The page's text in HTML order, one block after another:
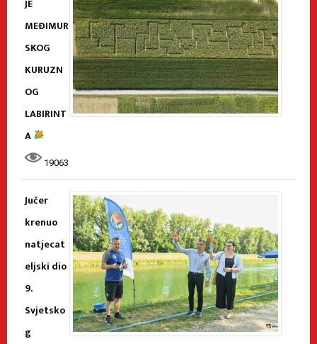
JE
MEĐIMUR
SKOG
KURUZN
OG
LABIRINT
A
19063
Jučer
krenuo
natjecat
eljski dio
9.
Svjetsko
g